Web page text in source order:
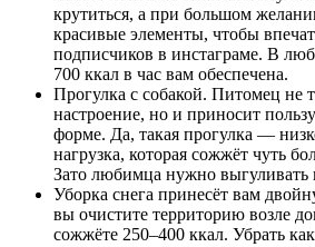
крутиться, а при большом
красивые элементы, чтобы
подписчиков в инстаграме. В
700 ккал в час вам обеспечена.
Прогулка с собакой. Питомец не
настроение, но и приносит
форме. Да, такая прогулка —
нагрузка, которая сожжёт чуть
Зато любимца нужно выгуливать
Уборка снега принесёт вам
вы очистите территорию возле
сожжёте 250–400 ккал. Убрать